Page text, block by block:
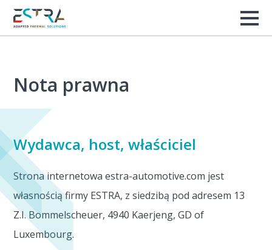
Nota prawna
Wydawca, host, właściciel
Strona internetowa estra-automotive.com jest
własnością firmy ESTRA, z siedzibą pod adresem 13
Z.I. Bommelscheuer, 4940 Kaerjeng, GD of
Luxembourg.